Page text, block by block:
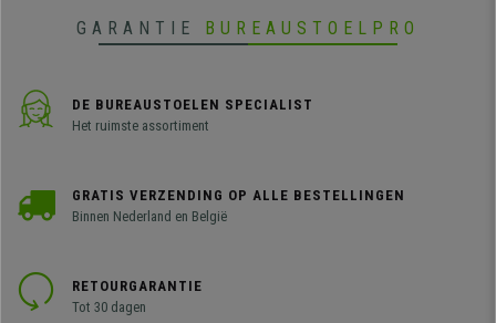
GARANTIE BUREAUSTOELPRO
DE BUREAUSTOELEN SPECIALIST
Het ruimste assortiment
GRATIS VERZENDING OP ALLE BESTELLINGEN
Binnen Nederland en België
RETOURGARANTIE
Tot 30 dagen